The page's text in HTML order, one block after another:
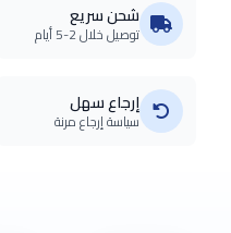
شحن سريع
توصيل خلال 2-5 أيام
إرجاع سهل
سياسة إرجاع مرنة